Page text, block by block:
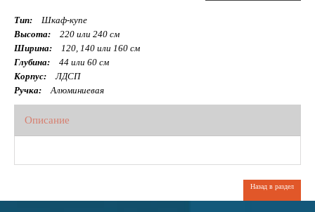
Тип:
Шкаф-купе
Высота:
220 или 240 см
Ширина:
120, 140 или 160 см
Глубина:
44 или 60 см
Корпус:
ЛДСП
Ручка:
Алюминиевая
Описание
Назад в раздел